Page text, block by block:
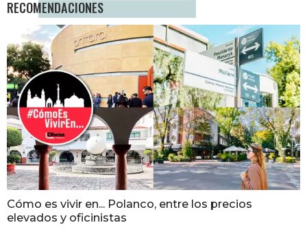
RECOMENDACIONES
Cómo es vivir en... Polanco, entre los precios
elevados y oficinistas